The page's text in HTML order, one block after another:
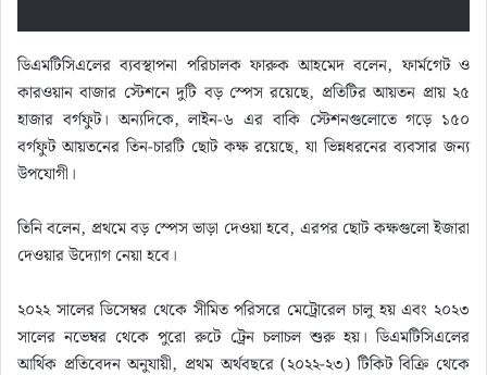
ডিএমটিসিএলের ব্যবস্থাপনা পরিচালক ফারুক আহমেদ বলেন, ফার্মগেট ও
কারওয়ান বাজার স্টেশনে দুটি বড় স্পেস রয়েছে, প্রতিটির আয়তন প্রায় ২৫
হাজার বর্গফুট। অন্যদিকে, লাইন-৬ এর বাকি স্টেশনগুলোতে গড়ে ১৫০
বর্গফুট আয়তনের তিন-চারটি ছোট কক্ষ রয়েছে, যা ভিন্নধরনের ব্যবসার জন্য
উপযোগী।
তিনি বলেন, প্রথমে বড় স্পেস ভাড়া দেওয়া হবে, এরপর ছোট কক্ষগুলো ইজারা
দেওয়ার উদ্যোগ নেয়া হবে।
২০২২ সালের ডিসেম্বর থেকে সীমিত পরিসরে মেট্রোরেল চালু হয় এবং ২০২৩
সালের নভেম্বর থেকে পুরো রুটে ট্রেন চলাচল শুরু হয়। ডিএমটিসিএলের
আর্থিক প্রতিবেদন অনুযায়ী, প্রথম অর্থবছরে (২০২২-২৩) টিকিট বিক্রি থেকে